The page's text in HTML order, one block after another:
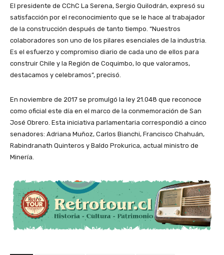
El presidente de CChC La Serena, Sergio Quilodrán, expresó su
satisfacción por el reconocimiento que se le hace al trabajador
de la construcción después de tanto tiempo. “Nuestros
colaboradores son uno de los pilares esenciales de la industria.
Es el esfuerzo y compromiso diario de cada uno de ellos para
construir Chile y la Región de Coquimbo, lo que valoramos,
destacamos y celebramos”, precisó.
En noviembre de 2017 se promulgó la ley 21.048 que reconoce
como oficial este día en el marco de la conmemoración de San
José Obrero. Esta iniciativa parlamentaria correspondió a cinco
senadores: Adriana Muñoz, Carlos Bianchi, Francisco Chahuán,
Rabindranath Quinteros y Baldo Prokurica, actual ministro de
Minería.